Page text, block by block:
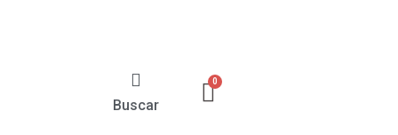
Buscar